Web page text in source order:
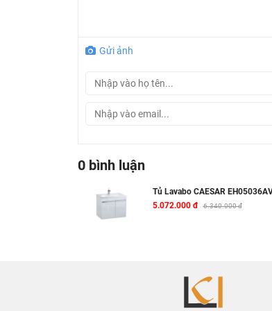
Ở đâu mua tủ lavabo Caesar chính
Hiện tại chúng tôi có rất nhiều
hotline để được tư vấn chi tiết
Gửi ảnh
0 bình luận
Tủ Lavabo CAESAR
5.072.000 đ
6.340.000 đ